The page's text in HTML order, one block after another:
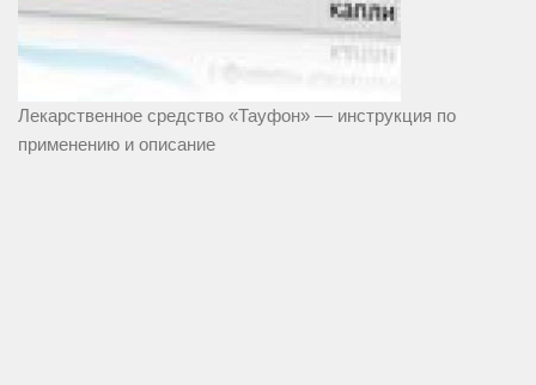
Лекарственное средство «Тауфон» — инструкция по
применению и описание